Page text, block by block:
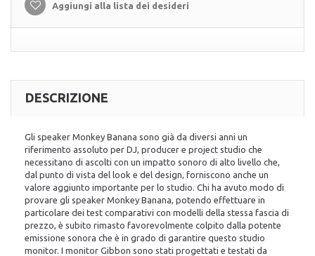
Aggiungi alla lista dei desideri
DESCRIZIONE
Gli speaker Monkey Banana sono già da diversi anni un
riferimento assoluto per DJ, producer e project studio che
necessitano di ascolti con un impatto sonoro di alto livello che,
dal punto di vista del look e del design, forniscono anche un
valore aggiunto importante per lo studio. Chi ha avuto modo di
provare gli speaker Monkey Banana, potendo effettuare in
particolare dei test comparativi con modelli della stessa fascia di
prezzo, è subito rimasto favorevolmente colpito dalla potente
emissione sonora che è in grado di garantire questo studio
monitor. I monitor Gibbon sono stati progettati e testati da